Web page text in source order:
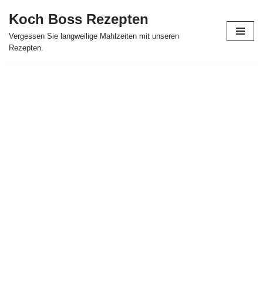
Skip
to
Koch Boss Rezepten
Vergessen Sie langweilige Mahlzeiten mit unseren
Rezepten.